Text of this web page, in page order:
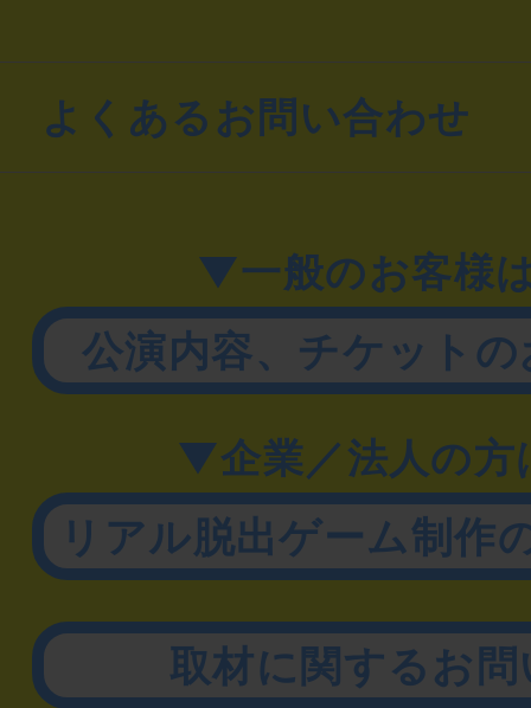
よくあるお問い合わせ
▼一般のお客様
公演内容、チケット
▼企業／法人の方
リアル脱出ゲーム制作
取材に関するお